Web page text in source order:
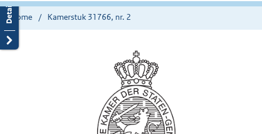
Home Kamerstuk 31766, nr. 2